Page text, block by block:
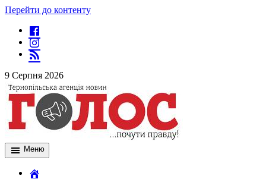
Перейти до контенту
9 Серпня 2026
Меню